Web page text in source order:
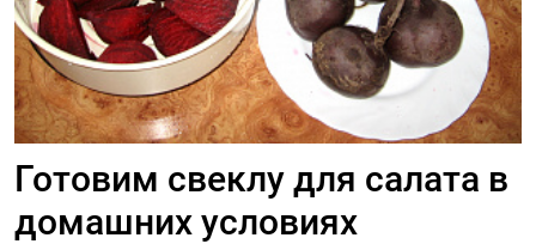
Готовим свеклу для салата в
домашних условиях